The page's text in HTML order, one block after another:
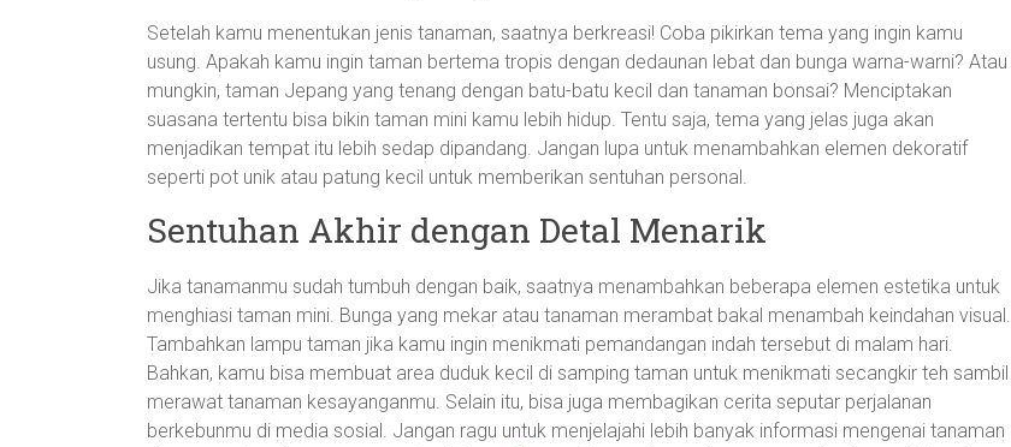
Setelah kamu menentukan jenis tanaman, saatnya berkreasi! Coba pikirkan tema yang ingin kamu
usung. Apakah kamu ingin taman bertema tropis dengan dedaunan lebat dan bunga warna-warni? Atau
mungkin, taman Jepang yang tenang dengan batu-batu kecil dan tanaman bonsai? Menciptakan
suasana tertentu bisa bikin taman mini kamu lebih hidup. Tentu saja, tema yang jelas juga akan
menjadikan tempat itu lebih sedap dipandang. Jangan lupa untuk menambahkan elemen dekoratif
seperti pot unik atau patung kecil untuk memberikan sentuhan personal.
Sentuhan Akhir dengan Detal Menarik
Jika tanamanmu sudah tumbuh dengan baik, saatnya menambahkan beberapa elemen estetika untuk
menghiasi taman mini. Bunga yang mekar atau tanaman merambat bakal menambah keindahan visual.
Tambahkan lampu taman jika kamu ingin menikmati pemandangan indah tersebut di malam hari.
Bahkan, kamu bisa membuat area duduk kecil di samping taman untuk menikmati secangkir teh sambil
merawat tanaman kesayanganmu. Selain itu, bisa juga membagikan cerita seputar perjalanan
berkebunmu di media sosial. Jangan ragu untuk menjelajahi lebih banyak informasi mengenai tanaman